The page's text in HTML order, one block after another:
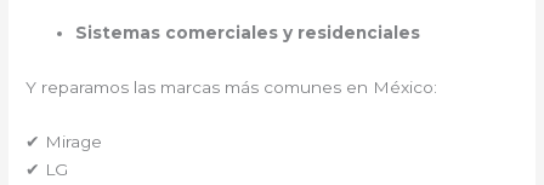
Sistemas comerciales y residenciales
Y reparamos las marcas más comunes en México:
✔ Mirage
✔ LG